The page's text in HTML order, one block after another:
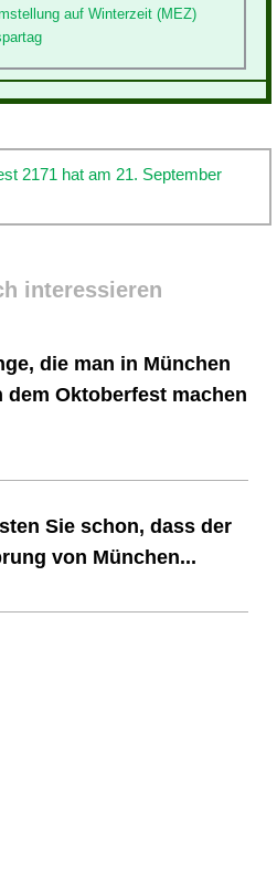
auf Winterzeit (MEZ)
2171 hat am 21. September
interessieren
die man in München
dem Oktoberfest machen
Sie schon, dass der
von München...